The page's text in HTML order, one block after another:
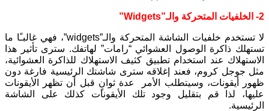
2- الخلفيات المتحركة والـ”Widgets”
لا تستخدم خلفيات الشاشة المتحركة والـ”widgets”، فهي غالبـًا ما
تستهلك ذاكرة الوصول العشوائي “رامات” لهاتفك. سترى تأثير هذا
الاستهلاك عند استخدام تطبيق كثيف الاستهلاك للذاكرة العشوائية،
مثل جوجل كروم، فعند إغلاقه سترى شاشتك الرئيسية فارغة دون
ظهور أيقونات، وسيتطلب الأمر عدة ثوانٍ قبل أن تظهر الأيقونات
عليها، لذا قم بتقليل وجود تلك الأيقونات كذلك على الشاشة
الرئيسية.